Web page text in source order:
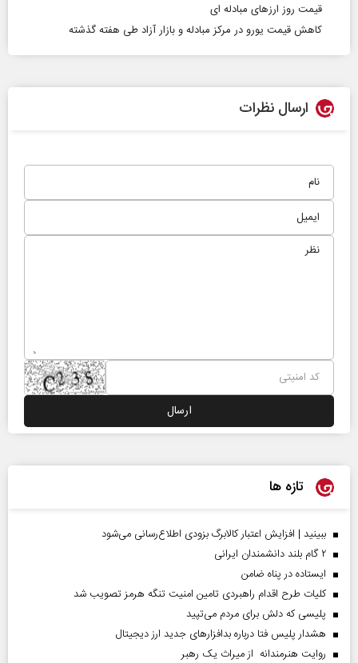
قیمت روز ارزهای مبادله‌ ای
کاهش قیمت یورو در مرکز مبادله و بازار آزاد طی هفته گذشته
ارسال نظرات
تازه ها
ببینید | افزایش اعتبار کالابرگ بزودی اطلاع‌رسانی می‌شود
۲ گام بلند دانشمندان ایرانی
ایستاده در پناه ضامن
کلیات طرح اقدام راهبردی تامین امنیت تنگه هرمز تصویب شد
پلیسی که دلش برای مردم می‌تپید
هشدار پلیس فتا درباره بدافزار‌های جدید ارز دیجیتال
روایت هنرمندانه از میراث یک رهبر